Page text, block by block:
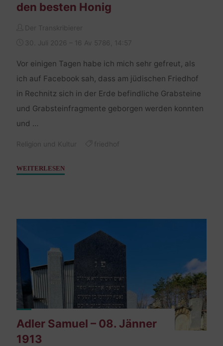
den besten Honig
Der Transkribierer
30. Juli 2026 – 16 Av 5786, 14:57
Vor einigen Tagen habe ich mich sehr gefreut, als
ich auf Facebook sah, dass am jüdischen Friedhof
in Rechnitz sich in der Erde befindliche Grabsteine
und Grabsteinfragmente geborgen werden konnten
und …
Religion und Kultur friedhof
WEITERLESEN"Über
geborgene
besten
Honig"
Adler Samuel – 08. Jänner
1913